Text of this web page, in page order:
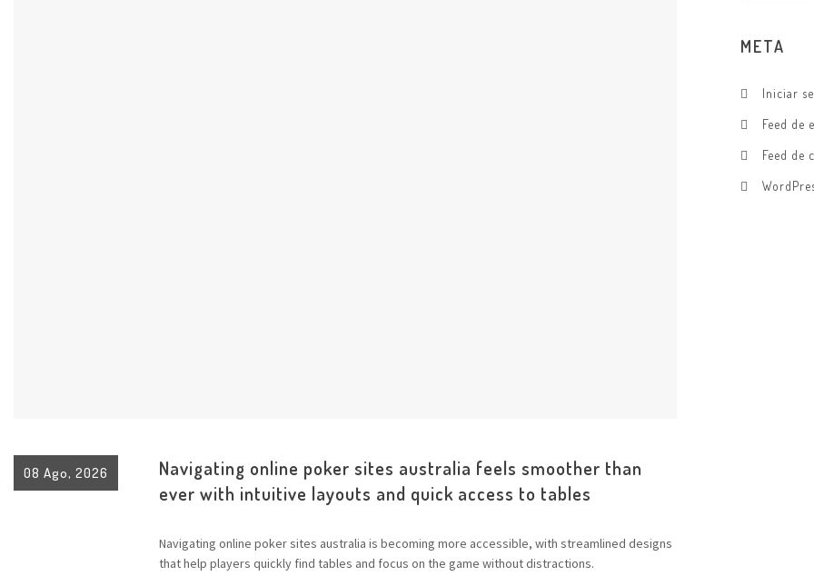
08 Ago, 2026
Navigating online poker sites australia feels smoother than
ever with intuitive layouts and quick access to tables
Navigating online poker sites australia is becoming more accessible, with streamlined designs
that help players quickly find tables and focus on the game without distractions.
META
Iniciar
Feed de
Feed de